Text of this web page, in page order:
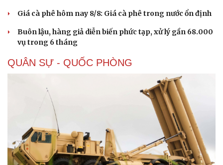
Giá cà phê hôm nay 8/8: Giá cà phê trong nước ổn định
Buôn lậu, hàng giả diễn biến phức tạp, xử lý gần 68.000
vụ trong 6 tháng
QUÂN SỰ - QUỐC PHÒNG